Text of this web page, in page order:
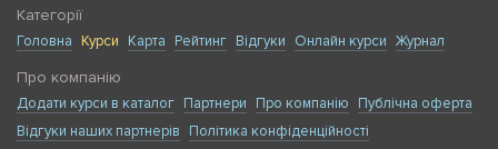
Категорії
Головна Курси Карта Рейтинг Відгуки Онлайн курси Журнал
Про компанію
Додати курси в каталог Партнери Про компанію
Публічна оферта
Відгуки наших партнерів
Політика конфіденційності